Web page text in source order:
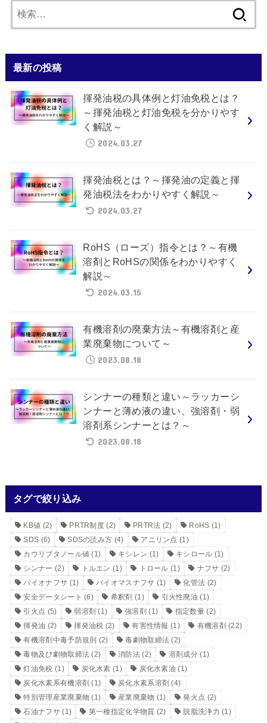
索:
最新の投稿
揮発油税の具体例と灯油免税とは？
～揮発油税と灯油免税を分かりやす
く解説～
2024.03.27
揮発油税とは？～揮発油の定義と揮
発油税法をわかりやすく解説～
2024.03.27
RoHS（ローズ）指令とは？～有機
溶剤とRoHSの関係をわかりやすく
解説～
2024.03.15
有機溶剤の廃棄方法～有機溶剤と産
業廃棄物について～
2023.08.18
シンナーの種類と違い～ラッカーシ
ンナーと薄め液の違い、強溶剤・弱
溶剤系シンナーとは？～
2023.08.18
タグで絞り込み
KB値 (2) PRTR制度 (2) PRTR法 (2) RoHS (1)
SDS (6) SDSの読み方 (4) アニリン点 (1)
カウリブタノール値 (1) キシレン (1) キシロール (1)
シンナー (2) トルエン (1) トロール (1) ナフサ (2)
バイオナフサ (1) バイオマスナフサ (1) 化管法 (2)
安全データシート (6) 希釈剤 (1) 引火性廃油 (1)
引火点 (5) 弱溶剤 (1) 強溶剤 (1) 指定数量 (2)
揮発油 (2) 揮発油税 (2) 有害性情報 (1) 有機溶剤 (22)
有機溶剤中毒予防規則 (2) 毒劇物取締法 (2)
毒物及び劇物取締法 (2) 消防法(2) 溶剤成分 (1)
灯油免税 (1) 炭化水素 (1) 炭化水素油 (1)
炭化水素系有機溶剤 (1) 炭化水素系溶剤 (4)
特別管理産業廃棄物 (1) 産業廃棄物 (1) 発火点 (2)
石油ナフサ(1) 第一種指定化学物質 (2) 脱脂洗浄力 (1)